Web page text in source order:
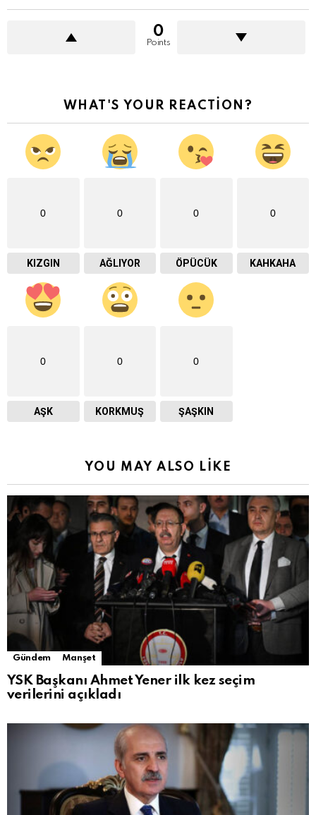
0
Points
WHAT'S YOUR REACTION?
0
KIZGIN
0
AĞLIYOR
0
ÖPÜCÜK
0
KAHKAHA
0
AŞK
0
KORKMUŞ
0
ŞAŞKIN
YOU MAY ALSO LIKE
Gündem Manşet
YSK Başkanı Ahmet Yener ilk kez seçim
verilerini açıkladı